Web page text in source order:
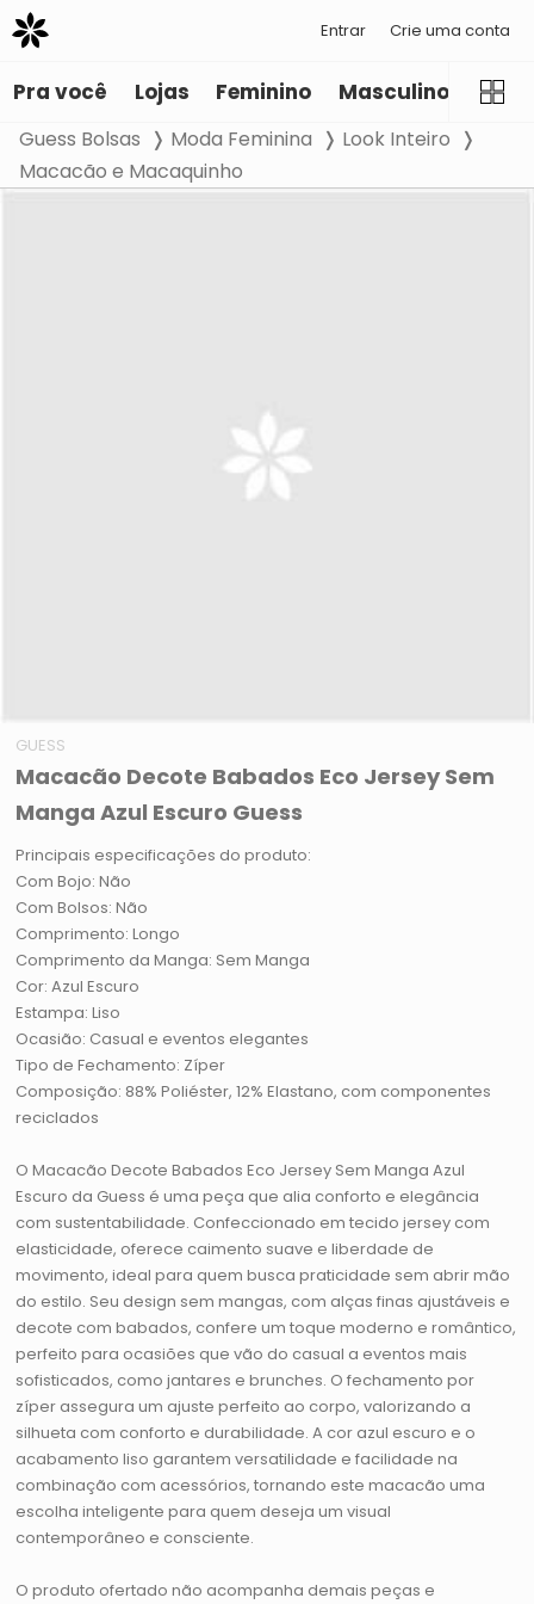
Entrar Crie uma conta
Pra você Lojas Feminino Masculino
Guess Bolsas Moda Feminina
Look Inteiro
Macacão e Macaquinho
GUESS
Macacão Decote Babados Eco Jersey Sem
Manga Azul Escuro Guess
Principais especificações do produto:
Com Bojo: Não
Com Bolsos: Não
Comprimento: Longo
Comprimento da Manga: Sem Manga
Cor: Azul Escuro
Estampa: Liso
Ocasião: Casual e eventos elegantes
Tipo de Fechamento: Zíper
Composição: 88% Poliéster, 12% Elastano, com componentes
reciclados
O Macacão Decote Babados Eco Jersey Sem Manga Azul
Escuro da Guess é uma peça que alia conforto e elegância
com sustentabilidade. Confeccionado em tecido jersey com
elasticidade, oferece caimento suave e liberdade de
movimento, ideal para quem busca praticidade sem abrir mão
do estilo. Seu design sem mangas, com alças finas ajustáveis e
decote com babados, confere um toque moderno e romântico,
perfeito para ocasiões que vão do casual a eventos mais
sofisticados, como jantares e brunches. O fechamento por
zíper assegura um ajuste perfeito ao corpo, valorizando a
silhueta com conforto e durabilidade. A cor azul escuro e o
acabamento liso garantem versatilidade e facilidade na
combinação com acessórios, tornando este macacão uma
escolha inteligente para quem deseja um visual
contemporâneo e consciente.
O produto ofertado não acompanha demais peças e